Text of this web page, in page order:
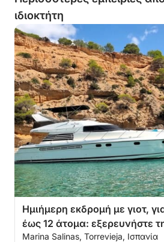
αναμνήσεις.
ιδιοκτήτη
Ημιήμερη εκδρομή με γιοτ,
έως 12 άτομα: εξερευνήστε
θάλασσα από την Τορεβιέχα.
Marina Salinas, Torrevieja, Ισπανία